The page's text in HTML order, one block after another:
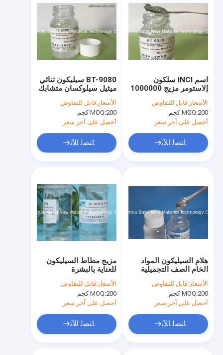
منتجات
معلومات عنا
جولة في المعمل
اتصل بنا
أخبار
BT-9080 سيليكون ثنائي
ميثيل سيلوكسان متشابك
بوليمر مزيج تحسس
مسحوق قوي
الأسعار:قابل للتفاوض
MOQ:200 كجم
أحصل على آخر سعر
ﺎﺘﺼﻟ ﺍﻶﻧ
اسم INCI سلكون
إلاستومر مزيج 1000000
9080
الأسعار:قابل للتفاوض
MOQ:200 كجم
أحصل على آخر سعر
ﺎﺘﺼﻟ ﺍﻶﻧ
مزيج مطاط السيليكون
للعناية بالبشرة
الأسعار:قابل للتفاوض
MOQ:200 كجم
أحصل على آخر سعر
ﺎﺘﺼﻟ ﺍﻶﻧ
هلام السيليكون المواد
الخام الصف التجميلية
للعناية بالبشرة ومنتجات
المكياج BT-9055
الأسعار:قابل للتفاوض
MOQ:200 كجم
أحصل على آخر سعر
ﺎﺘﺼﻟ ﺍﻶﻧ